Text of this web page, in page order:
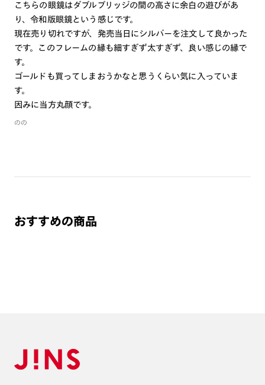
画面へ
3. 「度数がわからない方・店舗でレンズ作成」を選択
※オプションレンズと組み合わせた遠近両用（累進）レンズはオンラインシ
をご参照ください。
※単焦点レンズでレンズ交換券を選択の場合、店舗で遠近両用代5,500円
こちらの眼鏡はダブルブリッジの間の高さに余白の遊びがあ
り、令和版眼鏡という感じです。
現在売り切れですが、発売当日にシルバーを注文して良かった
です。このフレームの縁も細すぎず太すぎず、良い感じの縁で
す。
ゴールドも買ってしまおうかなと思うくらい気に入っていま
す。
因みに当方丸顔です。
のの
おすすめの商品